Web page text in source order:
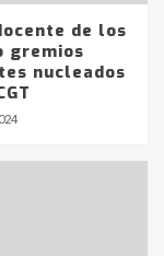
de los
gremios
nucleados
un